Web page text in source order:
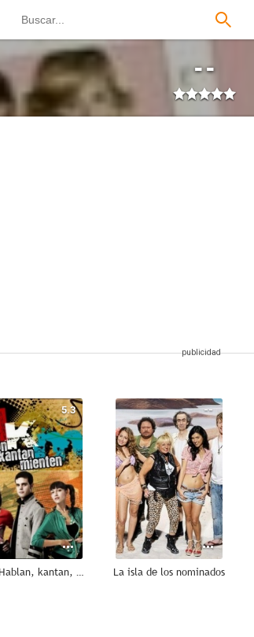
--
5.3
HKM (Hablan, kantan, mienten)
--
La isla de los nominados